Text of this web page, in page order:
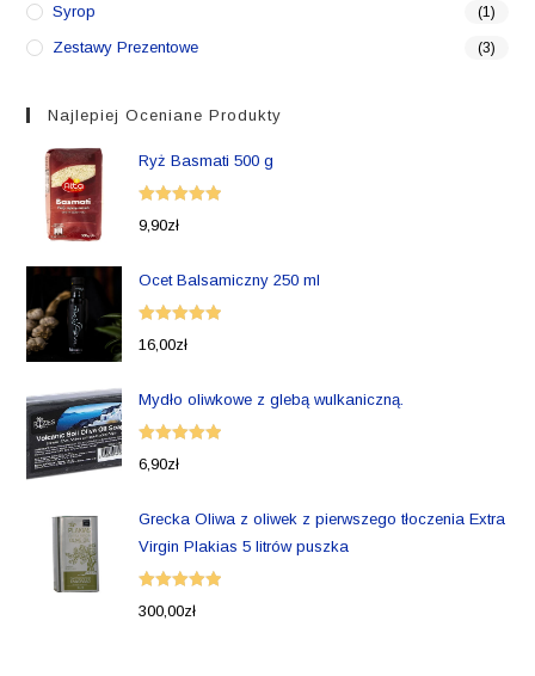
Syrop (1)
Zestawy Prezentowe (3)
Najlepiej Oceniane Produkty
Ryż Basmati 500 g
Oceniono
9,90zł
Ocet Balsamiczny 250 ml
Oceniono
16,00zł
Mydło oliwkowe z glebą wulkaniczną.
Oceniono
6,90zł
Grecka Oliwa z oliwek z pierwszego tłoczenia Extra
Virgin Plakias 5 litrów puszka
Oceniono
300,00zł